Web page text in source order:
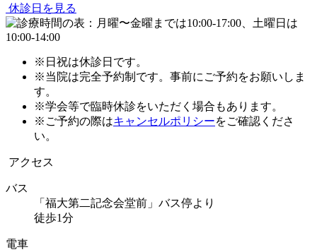
休診日を見る
※日祝は休診日です。
※当院は完全予約制です。事前にご予約をお願いしま
す。
※学会等で臨時休診をいただく場合もあります。
※ご予約の際はキャンセルポリシーをご確認くださ
い。
アクセス
バス
「福大第二記念会堂前」バス停より
徒歩1分
電車